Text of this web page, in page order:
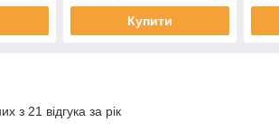
Купити
з 21 відгука за рік